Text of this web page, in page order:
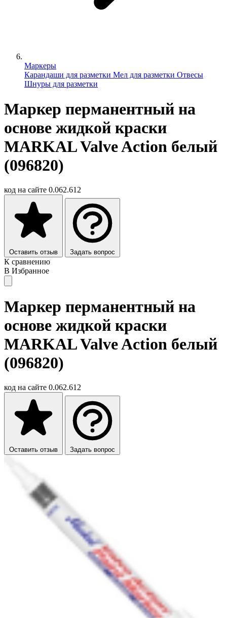
Маркеры
Карандаши для разметки Мел для разметки Отвесы
Шнуры для разметки
Маркер перманентный на
основе жидкой краски
MARKAL Valve Action белый
(096820)
код на сайте 0.062.612
Оставить отзыв Задать вопрос
К сравнению
В Избранное
Маркер перманентный на
основе жидкой краски
MARKAL Valve Action белый
(096820)
код на сайте 0.062.612
Оставить отзыв Задать вопрос